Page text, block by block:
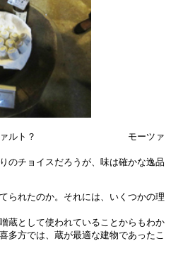
ルト？ モーツァ
のチョイスだろうが、味は確かな逸品
られたのか。それには、いくつかの理
蔵として使われていることからもわか
多方では、蔵が最適な建物であったこ